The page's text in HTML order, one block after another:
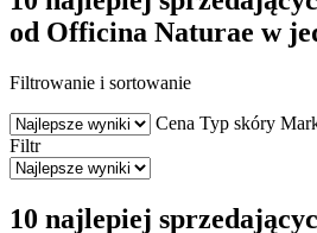
od Officina Naturae w
Filtrowanie i sortowanie
Cena Typ skóry
Filtr
10 najlepiej